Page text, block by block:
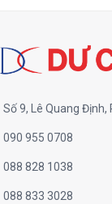
Số 9, Lê Quang Định,
090 955 0708
088 828 1038
088 833 3028